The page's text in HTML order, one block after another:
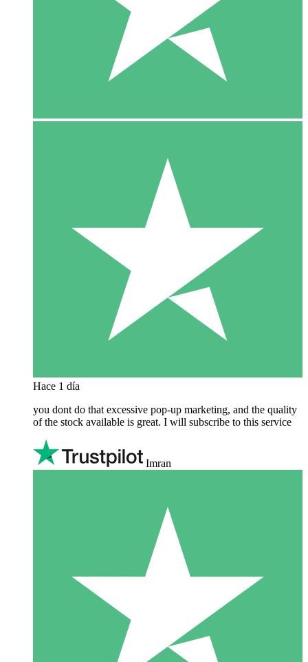
Hace 1 día
you dont do that excessive pop-up marketing, and the quality
of the stock available is great. I will subscribe to this service
Imran